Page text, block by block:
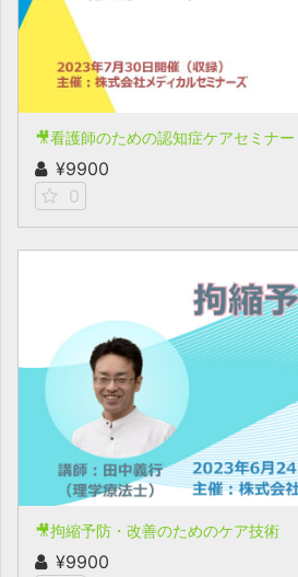
🎥看護師のための認知症ケアセミナー
¥9900
0
🎥拘縮予防・改善のためのケア技術
¥9900